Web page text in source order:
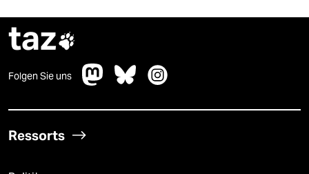
taz
Folgen Sie uns
Ressorts